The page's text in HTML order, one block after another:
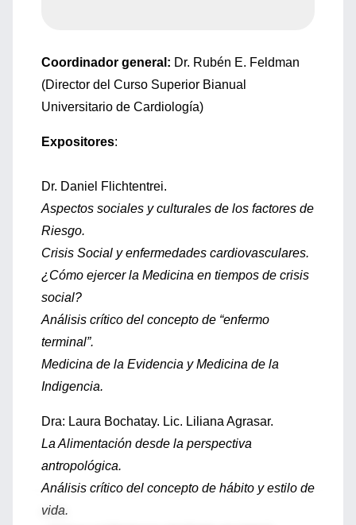
Coordinador general: Dr. Rubén E. Feldman
(Director del Curso Superior Bianual
Universitario de Cardiología)
Expositores:
Dr. Daniel Flichtentrei.
Aspectos sociales y culturales de los factores de
Riesgo.
Crisis Social y enfermedades cardiovasculares.
¿Cómo ejercer la Medicina en tiempos de crisis
social?
Análisis crítico del concepto de “enfermo
terminal”.
Medicina de la Evidencia y Medicina de la
Indigencia.
Dra: Laura Bochatay. Lic. Liliana Agrasar.
La Alimentación desde la perspectiva
antropológica.
Análisis crítico del concepto de hábito y estilo de
vida.